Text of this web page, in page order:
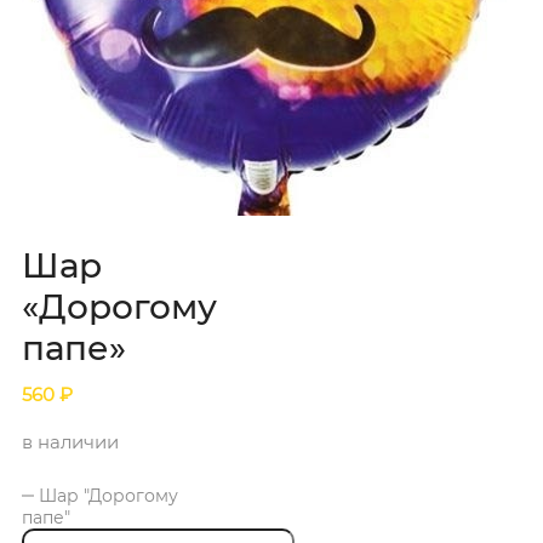
Шар
«Дорогому
папе»
560 ₽
в наличии
Шар "Дорогому
папе"